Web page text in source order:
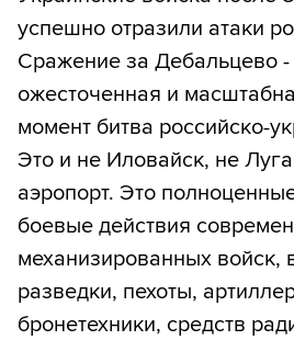
успешно отразили атаки
Сражение за Дебальцево
ожесточенная и
момент битва российско-
Это и не Иловайск, не
аэропорт. Это
боевые действия
механизированных войск,
разведки, пехоты,
бронетехники, средств